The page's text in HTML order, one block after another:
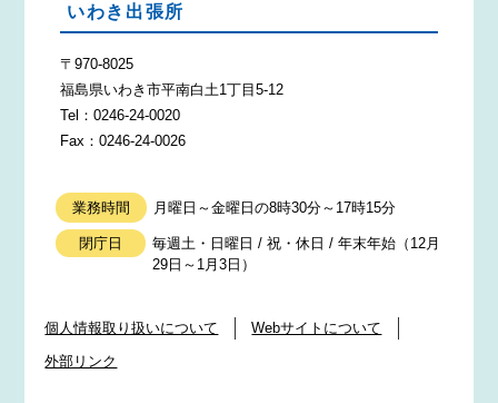
いわき出張所
〒970-8025
福島県いわき市平南白土1丁目5-12
Tel：0246-24-0020
Fax：0246-24-0026
業務時間 月曜日～金曜日の8時30分～17時15分
閉庁日
毎週土・日曜日 / 祝・休日 / 年末年始（12月
29日～1月3日）
個人情報取り扱いについて
Webサイトについて
外部リンク